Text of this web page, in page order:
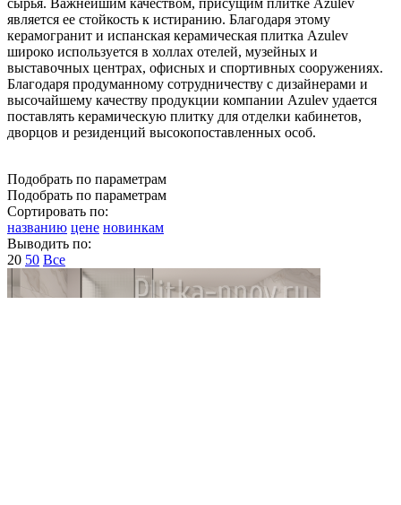
является ее стойкость к истиранию. Благодаря этому
керамогранит и испанская керамическая плитка Azulev
широко используется в холлах отелей, музейных и
выставочных центрах, офисных и спортивных сооружениях.
Благодаря продуманному сотрудничеству с дизайнерами и
высочайшему качеству продукции компании Azulev удается
поставлять керамическую плитку для отделки кабинетов,
дворцов и резиденций высокопоставленных особ.
Подобрать по параметрам
Подобрать по параметрам
Сортировать по:
названию цене новинкам
Выводить по:
20 50 Все